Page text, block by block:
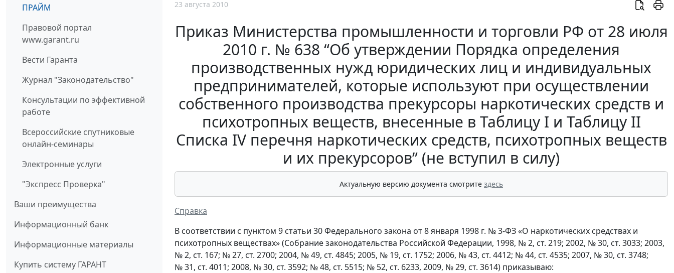
ПРАЙМ
Правовой портал
www.garant.ru
Вести Гаранта
Журнал "Законодательство"
Консультации по эффективной
работе
Всероссийские спутниковые
онлайн-семинары
Электронные услуги
"Экспресс Проверка"
Ваши преимущества
Информационный банк
Информационные материалы
Купить систему ГАРАНТ
23 августа 2010
Приказ Министерства промышленности и торговли РФ от 28 июля
2010 г. № 638 “Об утверждении Порядка определения
производственных нужд юридических лиц и индивидуальных
предпринимателей, которые используют при осуществлении
собственного производства прекурсоры наркотических средств и
психотропных веществ, внесенные в Таблицу I и Таблицу II
Списка IV перечня наркотических средств, психотропных веществ
и их прекурсоров” (не вступил в силу)
Актуальную версию документа смотрите здесь
Справка
В соответствии с пунктом 9 статьи 30 Федерального закона от 8 января 1998 г. № 3-ФЗ «О наркотических средствах и
психотропных веществах» (Собрание законодательства Российской Федерации, 1998, № 2, ст. 219; 2002, № 30, ст. 3033; 2003,
№ 2, ст. 167; № 27, ст. 2700; 2004, № 49, ст. 4845; 2005, № 19, ст. 1752; 2006, № 43, ст. 4412; № 44, ст. 4535; 2007, № 30, ст. 3748;
№ 31, ст. 4011; 2008, № 30, ст. 3592; № 48, ст. 5515; № 52, ст. 6233, 2009, № 29, ст. 3614) приказываю: